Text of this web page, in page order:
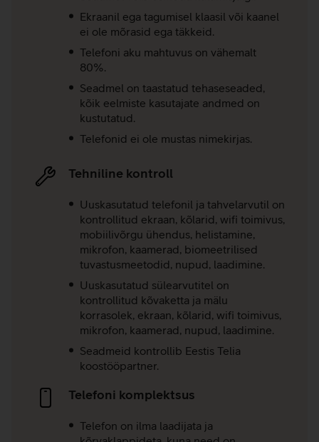
Ekraanil ega tagumisel klaasil või kaanel
ei ole mõrasid ega täkkeid.
Telefoni aku mahtuvus on vähemalt
80%.
Seadmel on taastatud tehaseseaded,
kõik eelmiste kasutajate andmed on
kustutatud.
Telefonid ei ole mustas nimekirjas.
Tehniline kontroll
Uuskasutatud telefonil ja tahvelarvutil on
kontrollitud ekraan, kõlarid, wifi toimivus,
mobiilivõrgu ühendus, helistamine,
mikrofon, kaamerad, biomeetrilised
tuvastusmeetodid, nupud, laadimine.
Uuskasutatud sülearvutitel on
kontrollitud kõvaketta ja mälu
korrasolek, ekraan, kõlarid, wifi toimivus,
mikrofon, kaamerad, nupud, laadimine.
Seadmeid kontrollib Eestis Telia
koostööpartner.
Telefoni komplektsus
Telefon on ilma laadijata ja